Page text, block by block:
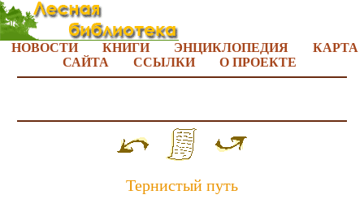
НОВОСТИ КНИГИ ЭНЦИКЛОПЕДИЯ
КАРТА
САЙТА
ССЫЛКИ О ПРОЕКТЕ
Тернистый путь